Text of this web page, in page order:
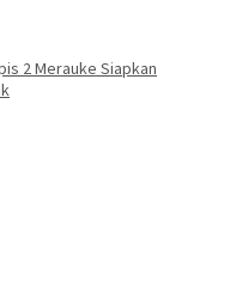
2 Merauke Siapkan